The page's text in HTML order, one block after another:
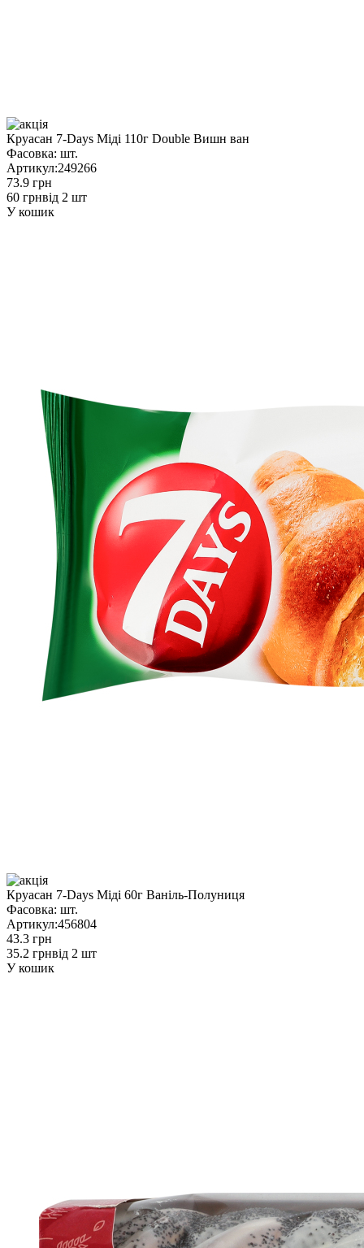
Круасан 7-Days Міді 110г Double Вишн ван
Фасовка: шт.
Артикул:249266
73.9 грн
60 грнвід 2 шт
У кошик
Круасан 7-Days Міді 60г Ваніль-Полуниця
Фасовка: шт.
Артикул:456804
43.3 грн
35.2 грнвід 2 шт
У кошик